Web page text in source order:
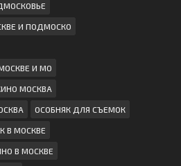
И ПОДМОСКО
И МО
МОСКВА
ОСОБНЯК ДЛЯ СЪЕМОК
В МОСКВЕ
В МОСКВЕ